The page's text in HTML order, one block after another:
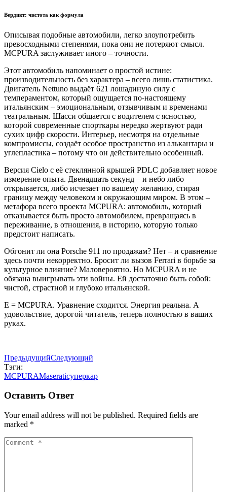
Вердикт: чистота как формула
Описывая подобные автомобили, легко злоупотребить
превосходными степенями, пока они не потеряют смысл.
MCPURA заслуживает иного – точности.
Этот автомобиль напоминает о простой истине:
производительность без характера – всего лишь статистика.
Двигатель Nettuno выдаёт 621 лошадиную силу с
темпераментом, который ощущается по-настоящему
итальянским – эмоциональным, отзывчивым и временами
театральным. Шасси общается с водителем с ясностью,
которой современные спорткары нередко жертвуют ради
сухих цифр скорости. Интерьер, несмотря на отдельные
компромиссы, создаёт особое пространство из алькантары и
углепластика – потому что он действительно особенный.
Версия Cielo с её стеклянной крышей PDLC добавляет новое
измерение опыта. Двенадцать секунд – и небо либо
открывается, либо исчезает по вашему желанию, стирая
границу между человеком и окружающим миром. В этом –
метафора всего проекта MCPURA: автомобиль, который
отказывается быть просто автомобилем, превращаясь в
переживание, в отношения, в историю, которую только
предстоит написать.
Обгонит ли она Porsche 911 по продажам? Нет – и сравнение
здесь почти некорректно. Бросит ли вызов Ferrari в борьбе за
культурное влияние? Маловероятно. Но MCPURA и не
обязана выигрывать эти войны. Ей достаточно быть собой:
чистой, страстной и глубоко итальянской.
E = MCPURA. Уравнение сходится. Энергия реальна. А
удовольствие, дорогой читатель, теперь полностью в ваших
руках.
ПредыдущийСледующий
Тэги:
MCPURAMaseratiсуперкар
Оставить Ответ
Your email address will not be published. Required fields are
marked *